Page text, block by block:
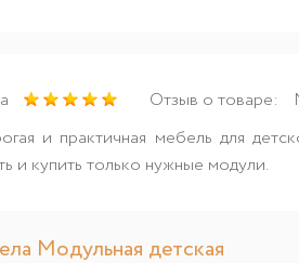
Отзыв о товаре:
и практичная мебель для
и купить только нужные модули.
Модульная детская